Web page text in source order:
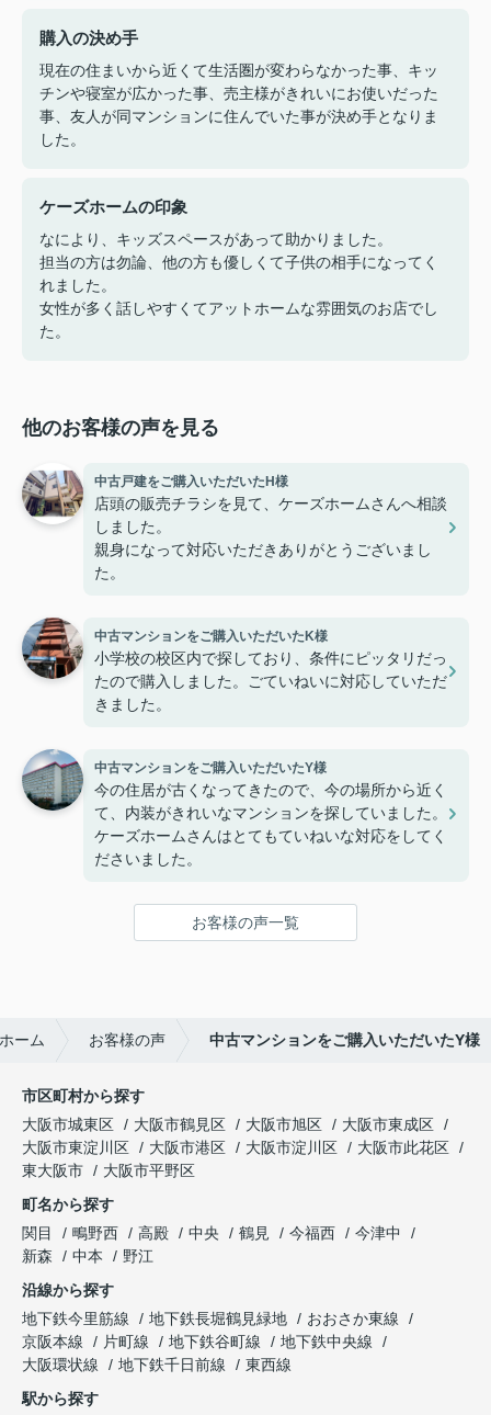
購入の決め手
現在の住まいから近くて生活圏が変わらなかった事、キッ
チンや寝室が広かった事、売主様がきれいにお使いだった
事、友人が同マンションに住んでいた事が決め手となりま
した。
ケーズホームの印象
なにより、キッズスペースがあって助かりました。
担当の方は勿論、他の方も優しくて子供の相手になってく
れました。
女性が多く話しやすくてアットホームな雰囲気のお店でし
た。
他のお客様の声を見る
中古戸建をご購入いただいたH様
店頭の販売チラシを見て、ケーズホームさんへ相談
しました。
親身になって対応いただきありがとうございまし
た。
中古マンションをご購入いただいたK様
小学校の校区内で探しており、条件にピッタリだっ
たので購入しました。ごていねいに対応していただ
きました。
中古マンションをご購入いただいたY様
今の住居が古くなってきたので、今の場所から近く
て、内装がきれいなマンションを探していました。
ケーズホームさんはとてもていねいな対応をしてく
ださいました。
お客様の声一覧
ーム お客様の声 中古マンションをご購入いただいたY様
市区町村から探す
大阪市城東区
大阪市鶴見区 大阪市旭区
大阪市東成区
大阪市東淀川区
大阪市港区 大阪市淀川区
大阪市此花区
東大阪市
大阪市平野区
町名から探す
関目
鴫野西 高殿 中央 鶴見 今福西
今津中
新森
中本
野江
沿線から探す
地下鉄今里筋線
地下鉄長堀鶴見緑地
おおさか東線
京阪本線
片町線 地下鉄谷町線
地下鉄中央線
大阪環状線
地下鉄千日前線
東西線
駅から探す